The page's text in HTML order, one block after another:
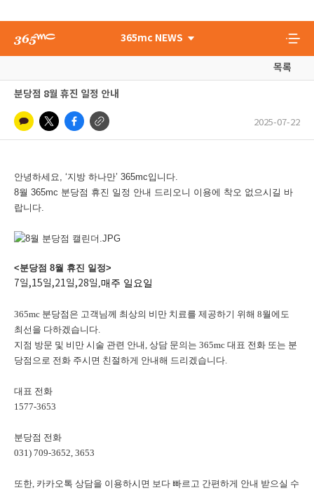
365mc NEWS
목록
분당점 8월 휴진 일정 안내
2025-07-22
안녕하세요, ‘지방 하나만’ 365mc입니다.
8월 365mc 분당점 휴진 일정 안내 드리오니 이용에 착오 없으시길 바
랍니다.
<분당점 8월 휴진 일정>
7일,15일,21일,28일 ,매주 일요일
365mc 분당점은 고객님께 최상의 비만 치료를 제공하기 위해 8월에도
최선을 다하겠습니다.
지점 방문 및 비만 시술 관련 안내, 상담 문의는 365mc 대표 전화 또는 분
당점으로 전화 주시면 친절하게 안내해 드리겠습니다.
대표 전화
1577-3653
분당점 전화
031) 709-3652, 3653
또한, 카카오톡 상담을 이용하시면 보다 빠르고 간편하게 안내 받으실 수